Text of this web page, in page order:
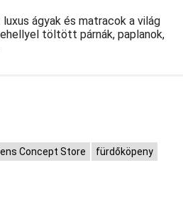
ágyak és matracok a világ
töltött párnák, paplanok,
Concept Store
fürdőköpeny